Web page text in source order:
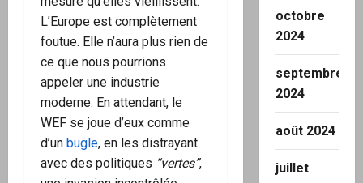
L’Europe est complètement
foutue. Elle n’aura plus rien de
ce que nous pourrions
appeler une industrie
moderne. En attendant, le
WEF se joue d’eux comme
d’un bugle, en les distrayant
avec des politiques “vertes”,
octobre
2024
septembre
2024
août 2024
juillet